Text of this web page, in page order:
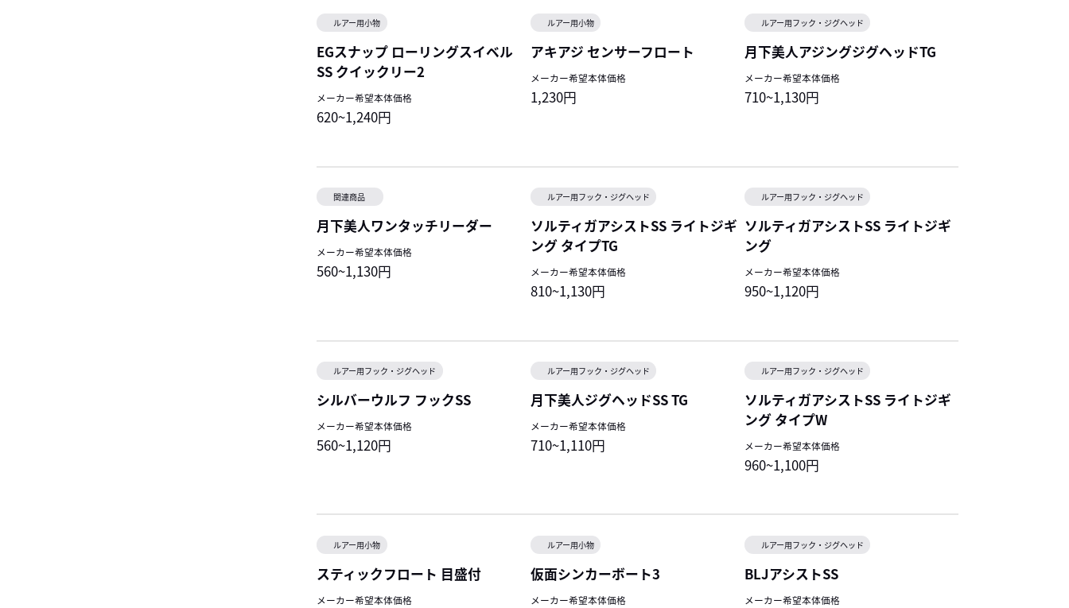
ルアー用小物
EGスナップ ローリングスイベル
SS クイックリー2
メーカー希望本体価格
620~1,240円
ルアー用小物
アキアジ センサーフロート
メーカー希望本体価格
1,230円
ルアー用フック・ジグヘッド
月下美人アジングジグヘッドTG
メーカー希望本体価格
710~1,130円
関連商品
月下美人ワンタッチリーダー
メーカー希望本体価格
560~1,130円
ルアー用フック・ジグヘッド
ソルティガアシストSS ライトジギ
ング タイプTG
メーカー希望本体価格
810~1,130円
ルアー用フック・ジグヘッド
ソルティガアシストSS ライトジギ
ング
メーカー希望本体価格
950~1,120円
ルアー用フック・ジグヘッド
シルバーウルフ フックSS
メーカー希望本体価格
560~1,120円
ルアー用フック・ジグヘッド
月下美人ジグヘッドSS TG
メーカー希望本体価格
710~1,110円
ルアー用フック・ジグヘッド
ソルティガアシストSS ライトジギ
ング タイプW
メーカー希望本体価格
960~1,100円
ルアー用小物
スティックフロート 目盛付
メーカー希望本体価格
ルアー用小物
仮面シンカーボート3
メーカー希望本体価格
ルアー用フック・ジグヘッド
BLJアシストSS
メーカー希望本体価格